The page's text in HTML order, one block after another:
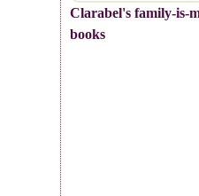
Clarabel's family-is-
books